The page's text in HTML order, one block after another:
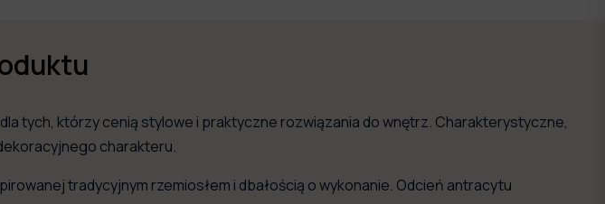
tych, którzy cenią stylowe i praktyczne rozwiązania do wnętrz. Charakterystyczne,
charakteru.
tradycyjnym rzemiosłem i dbałością o wykonanie. Odcień antracytu